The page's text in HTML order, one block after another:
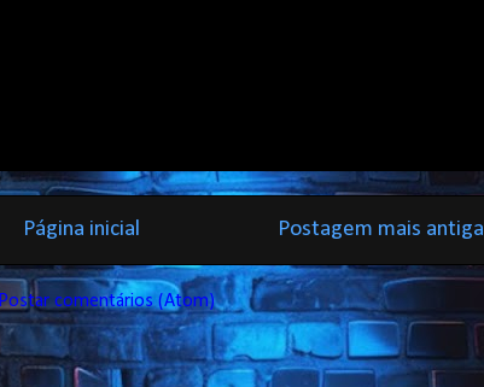
Postagem mais antiga
Página inicial
Postar comentários (Atom)